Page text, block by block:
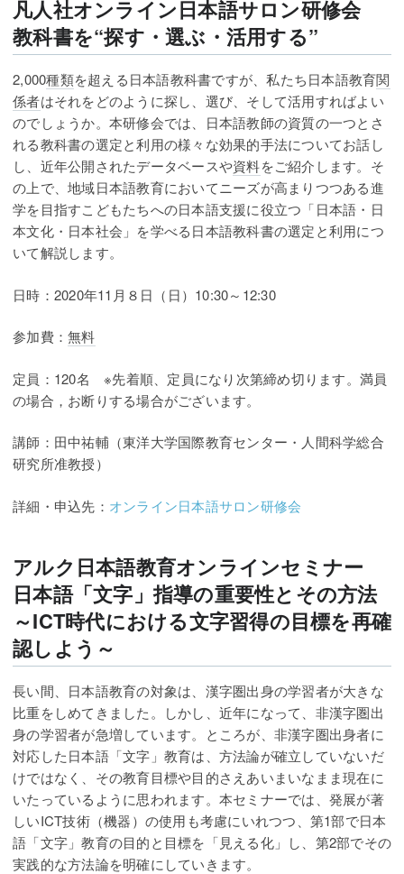
凡人社オンライン日本語サロン研修会
教科書を“探す・選ぶ・活用する”
2,000種類を超える日本語教科書ですが、私たち日本語教育関
係者はそれをどのように探し、選び、そして活用すればよい
のでしょうか。本研修会では、日本語教師の資質の一つとさ
れる教科書の選定と利用の様々な効果的手法についてお話し
し、近年公開されたデータベースや資料をご紹介します。そ
の上で、地域日本語教育においてニーズが高まりつつある進
学を目指すこどもたちへの日本語支援に役立つ「日本語・日
本文化・日本社会」を学べる日本語教科書の選定と利用につ
いて解説します。
日時：2020年11月８日（日）10:30～12:30
参加費： 無料
定員：120名 ※先着順、定員になり次第締め切ります。満員
の場合，お断りする場合がございます。
講師：田中祐輔（東洋大学国際教育センター・人間科学総合
研究所准教授）
詳細・申込先： オンライン日本語サロン研修会
アルク日本語教育オンラインセミナー
日本語「文字」指導の重要性とその方法
～ICT時代における文字習得の目標を再確
認しよう～
長い間、日本語教育の対象は、漢字圏出身の学習者が大きな
比重をしめてきました。しかし、近年になって、非漢字圏出
身の学習者が急増しています。ところが、非漢字圏出身者に
対応した日本語「文字」教育は、方法論が確立していないだ
けではなく、その教育目標や目的さえあいまいなまま現在に
いたっているように思われます。本セミナーでは、発展が著
しいICT技術（機器）の使用も考慮にいれつつ、第1部で日本
語「文字」教育の目的と目標を「見える化」し、第2部でその
実践的な方法論を明確にしていきます。